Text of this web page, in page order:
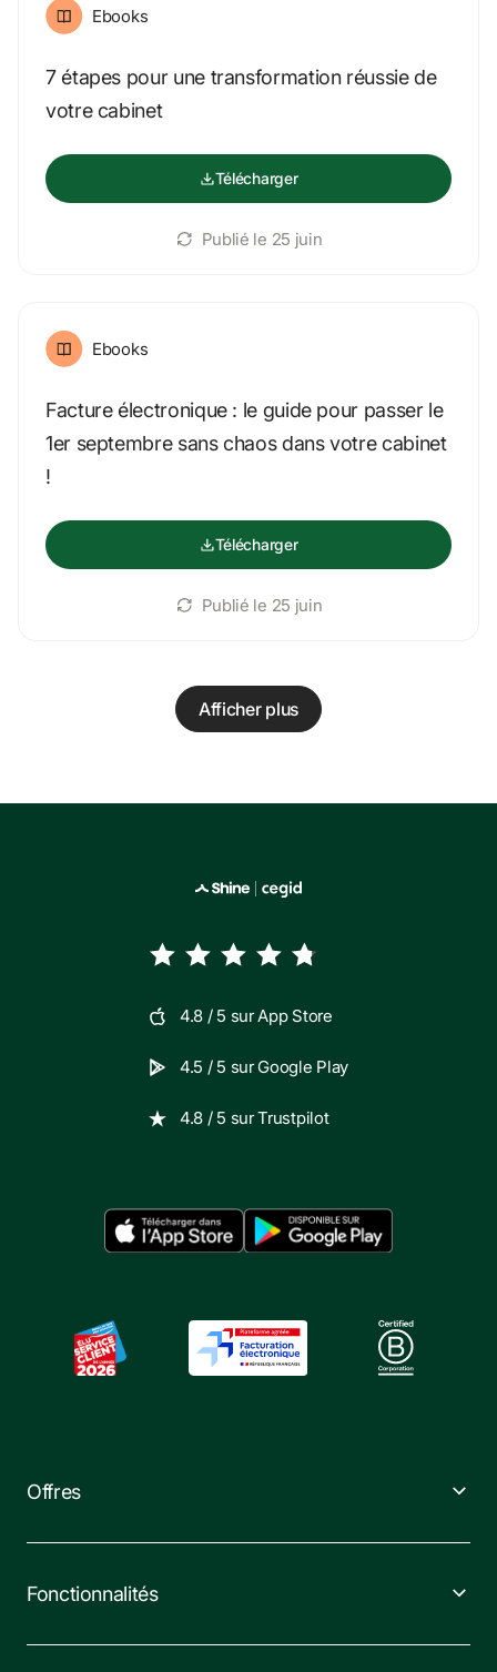
Ebooks
7 étapes pour une transformation réussie de
votre cabinet
Télécharger
Publié le 25 juin
Ebooks
Facture électronique : le guide pour passer le
1er septembre sans chaos dans votre cabinet
!
Télécharger
Publié le 25 juin
Afficher plus
4.8 / 5 surApp Store
4.5 / 5 surGoogle Play
4.8 / 5 surTrustpilot
Offres
Fonctionnalités